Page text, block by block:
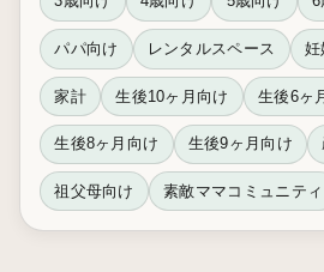
パパ向け レンタルスペース 妊
家計 生後10ヶ月向け 生後6ヶ
生後8ヶ月向け 生後9ヶ月向け
祖父母向け 素敵ママコミュニティ